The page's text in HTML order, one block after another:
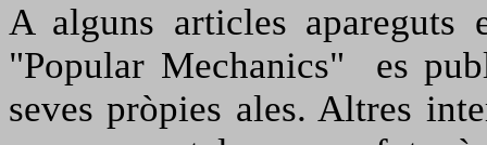
A alguns articles
"Popular Mechanics" es
seves pròpies ales. Altres